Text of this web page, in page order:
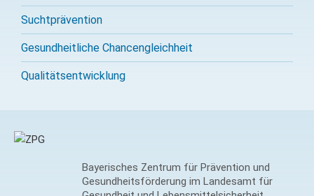
Sucht­prävention
Gesundheitliche Chancengleichheit
Qualitäts­entwicklung
Bayerisches Zentrum für Prävention und
Gesundheitsförderung im Landesamt für